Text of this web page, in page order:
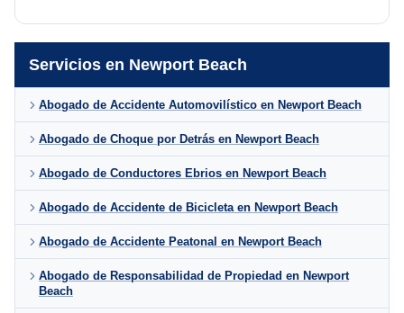
Servicios en Newport Beach
Abogado de Accidente Automovilístico en Newport Beach
Abogado de Choque por Detrás en Newport Beach
Abogado de Conductores Ebrios en Newport Beach
Abogado de Accidente de Bicicleta en Newport Beach
Abogado de Accidente Peatonal en Newport Beach
Abogado de Responsabilidad de Propiedad en Newport
Beach